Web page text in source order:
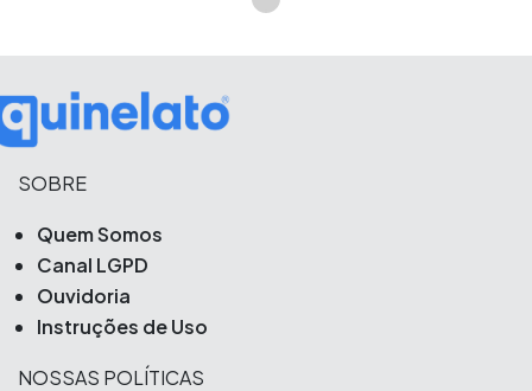
SOBRE
Quem Somos
Canal LGPD
Ouvidoria
Instruções de Uso
NOSSAS POLÍTICAS